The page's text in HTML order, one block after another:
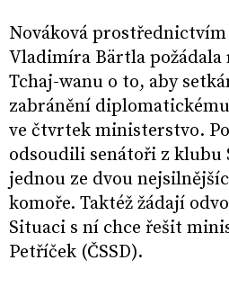
Nováková
Vladimíra Bärtla
Tchaj-wanu o to, aby
zabránění
ve čtvrtek ministerstvo.
odsoudili senátoři z klubu
jednou ze dvou
komoře. Taktéž žádají
Situaci s ní chce řešit
Petříček (ČSSD).